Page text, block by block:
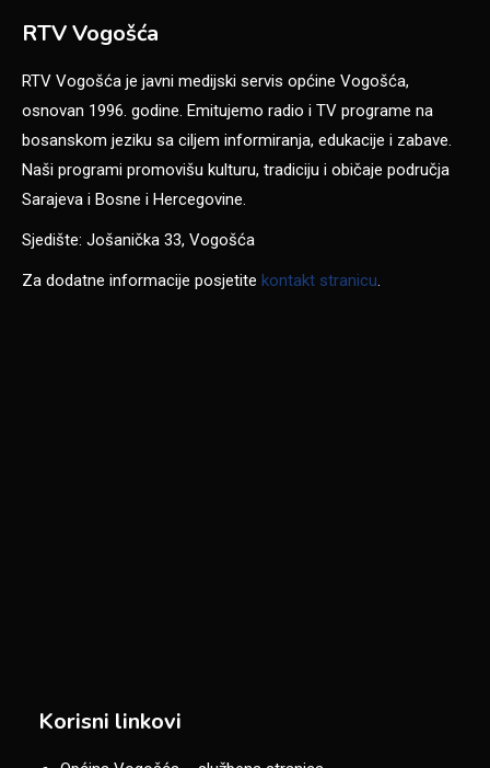
RTV Vogošća
RTV Vogošća je javni medijski servis općine Vogošća,
osnovan 1996. godine. Emitujemo radio i TV programe na
bosanskom jeziku sa ciljem informiranja, edukacije i zabave.
Naši programi promovišu kulturu, tradiciju i običaje područja
Sarajeva i Bosne i Hercegovine.
Sjedište: Jošanička 33, Vogošća
Za dodatne informacije posjetite kontakt stranicu.
Korisni linkovi